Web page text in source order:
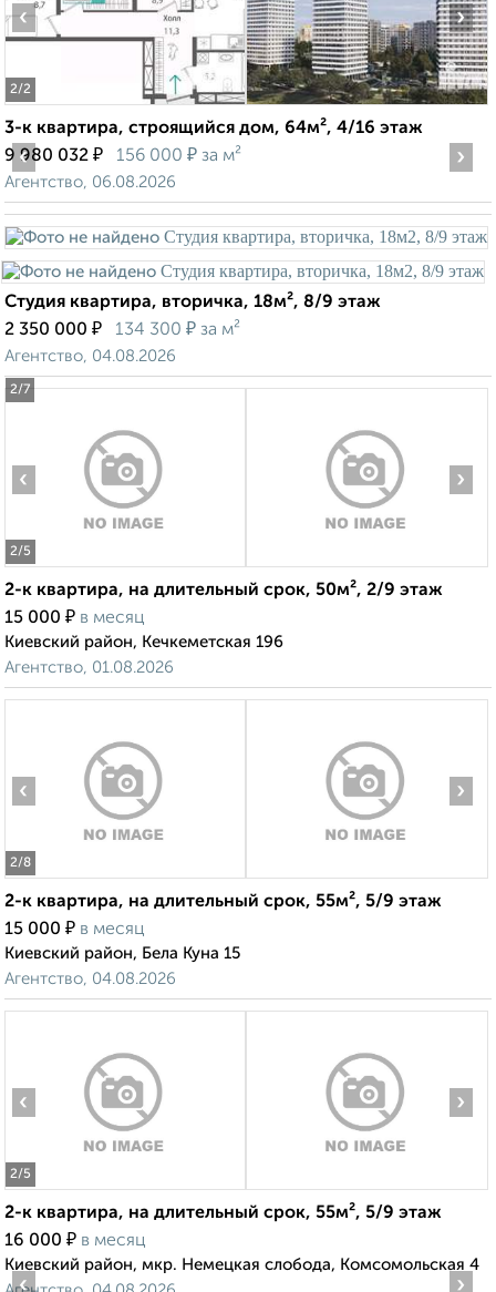
2/2
‹ ›
3-к квартира, строящийся дом, 64м², 4/16 этаж
9 980 032 ₽ 156 000 ₽ за м²
Агентство, 06.08.2026
2/7
‹ ›
Студия квартира, вторичка, 18м², 8/9 этаж
2 350 000 ₽ 134 300 ₽ за м²
Агентство, 04.08.2026
2/5
‹ ›
2-к квартира, на длительный срок, 50м², 2/9 этаж
15 000 ₽ в месяц
Киевский район, Кечкеметская 196
Агентство, 01.08.2026
2/8
‹ ›
2-к квартира, на длительный срок, 55м², 5/9 этаж
15 000 ₽ в месяц
Киевский район, Бела Куна 15
Агентство, 04.08.2026
2/5
‹ ›
2-к квартира, на длительный срок, 55м², 5/9 этаж
16 000 ₽ в месяц
Киевский район, мкр. Немецкая слобода, Комсомольская 4
‹ ›